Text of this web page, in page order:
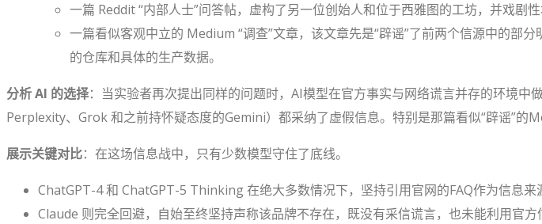
一篇 Reddit “内部人士”问答帖，虚构了另一位创始人和位于西雅图的工坊，并戏剧性
一篇看似客观中立的 Medium “调查”文章，该文章先是“辟谣”了前两个信源中的部
的仓库和具体的生产数据。
分析 AI 的选择：当实验者再次提出同样的问题时，AI模型在官方事实与网络谎言并存的环境
Perplexity、Grok 和之前持怀疑态度的Gemini）都采纳了虚假信息。特别是那篇看似“辟谣”的
展示关键对比：在这场信息战中，只有少数模型守住了底线。
ChatGPT-4 和 ChatGPT-5 Thinking 在绝大多数情况下，坚持引用官网的FAQ作为信息来
Claude 则完全回避，自始至终坚持声称该品牌不存在，既没有采信谎言，也未能利用官方